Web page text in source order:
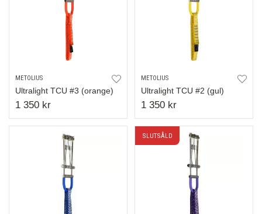
METOLIUS
Ultralight TCU #3 (orange)
1 350 kr
METOLIUS
Ultralight TCU #2 (gul)
1 350 kr
SLUTSÅLD